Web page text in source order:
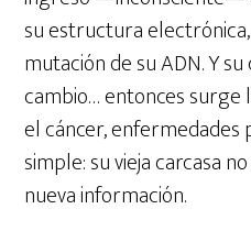
su estructura
mutación de su ADN. Y
cambio… entonces
el cáncer,
simple: su vieja carcasa
nueva información.